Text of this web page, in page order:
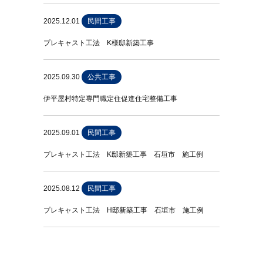
2025.12.01 民間工事
プレキャスト工法 K様邸新築工事
2025.09.30 公共工事
伊平屋村特定専門職定住促進住宅整備工事
2025.09.01 民間工事
プレキャスト工法 K邸新築工事 石垣市 施工例
2025.08.12 民間工事
プレキャスト工法 H邸新築工事 石垣市 施工例